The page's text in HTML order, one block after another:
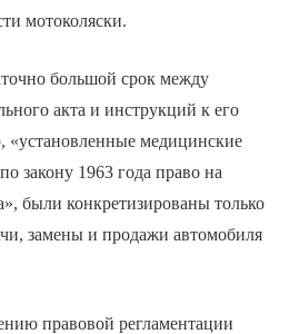
мотоколяски.
большой срок между
акта и инструкций к его
«установленные медицинские
закону 1963 года право на
были конкретизированы только
замены и продажи автомобиля
правовой регламентации